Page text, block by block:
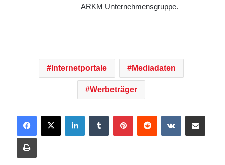
ARKM Unternehmensgruppe.
Internetportale Mediadaten
Werbeträger